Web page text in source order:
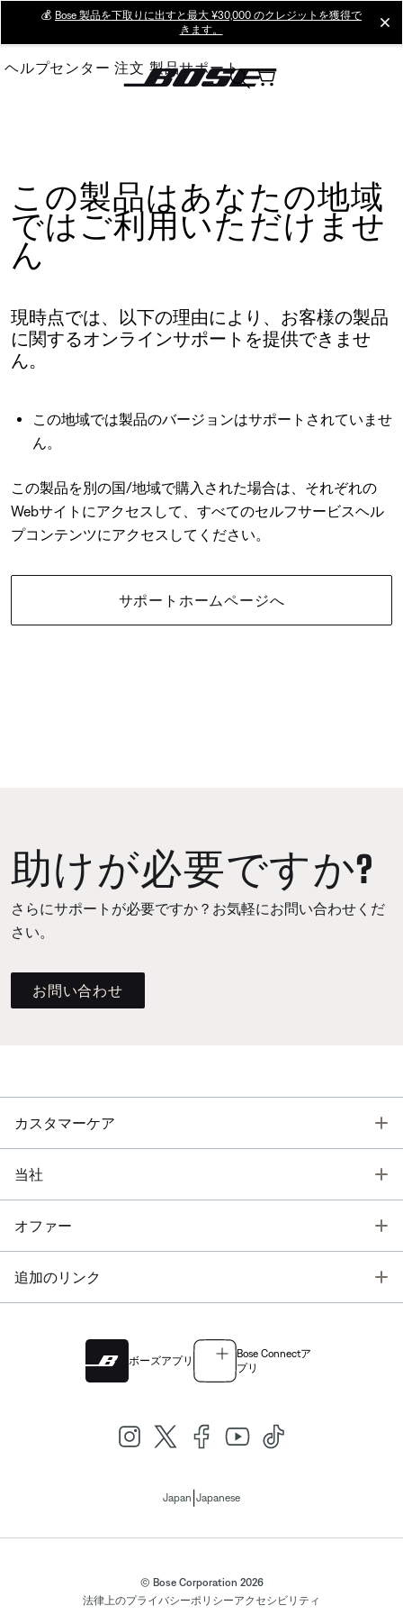
Main
💰 Bose 製品を下取りに出すと最大 ¥30,000 のクレジットを獲得で
きます。
ヘルプセンター 注文 製品サポート
この製品はあなたの地域
ではご利用いただけませ
ん
現時点では、以下の理由により、お客様の製品
に関するオンラインサポートを提供できませ
ん。
この地域では製品のバージョンはサポートされていませ
ん。
この製品を別の国/地域で購入された場合は、それぞれの
Webサイトにアクセスして、すべてのセルフサービスヘル
プコンテンツにアクセスしてください。
サポートホームページへ
助けが必要ですか?
さらにサポートが必要ですか？お気軽にお問い合わせくだ
さい。
お問い合わせ
カスタマーケア
当社
オファー
追加のリンク
ボーズアプリ
Bose Connectア
プリ
Japan Japanese
© Bose Corporation 2026
法律上のプライバシーポリシーアクセシビリティ